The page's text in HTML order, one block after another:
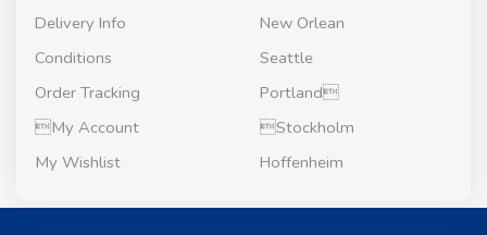
Delivery Info
Conditions
Order Tracking
My Account
My Wishlist
New Orlean
Seattle
Portland
Stockholm
Hoffenheim